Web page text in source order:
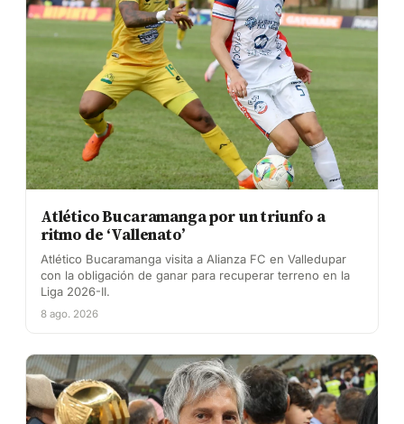
Atlético Bucaramanga por un triunfo a
ritmo de ‘Vallenato’
Atlético Bucaramanga visita a Alianza FC en Valledupar
con la obligación de ganar para recuperar terreno en la
Liga 2026-II.
8 ago. 2026